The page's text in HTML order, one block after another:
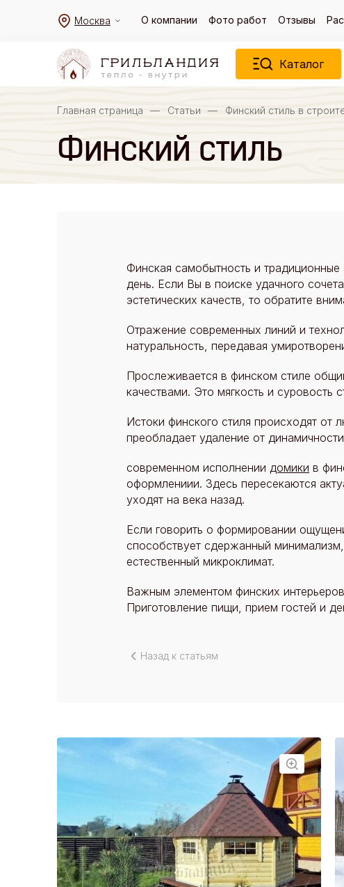
Москва О компании Фото работ Отзывы
Каталог
Главная страница — Статьи — Финский стиль в
Финский стиль
Финская самобытность и
день. Если Вы в поиске удачного
эстетических качеств, то обратите
Отражение современных линий и
натуральность, передавая
Прослеживается в финском стиле
качествами. Это мягкость и суровость
Истоки финского стиля происходят
преобладает удаление от
современном исполнении домики в
оформлениии. Здесь пересекаются
уходят на века назад.
Если говорить о формировании
способствует сдержанный
естественный микроклимат.
Важным элементом финских
Приготовление пищи, прием гостей и
Назад к статьям